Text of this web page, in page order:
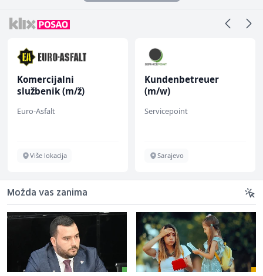
Komercijalni
službenik (m/ž)
Euro-Asfalt
Više lokacija
Kundenbetreuer
(m/w)
Servicepoint
Sarajevo
Možda vas zanima